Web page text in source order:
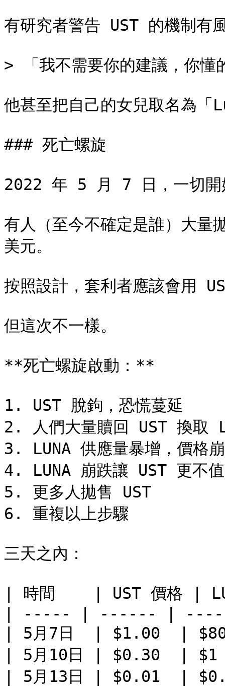
有研究者警告 UST 的機制有
> 「我不需要你的建議，你懂
他甚至把自己的女兒取名為「
### 死亡螺旋
2022 年 5 月 7 日，一切開
有人（至今不確定是誰）大
美元。
按照設計，套利者應該會用
但這次不一樣。
**死亡螺旋啟動：**
1. UST 脫鉤，恐慌蔓延
2. 人們大量贖回 UST 換取
3. LUNA 供應量暴增，價格
4. LUNA 崩跌讓 UST 更不
5. 更多人拋售 UST
6. 重複以上步驟
三天之內：
| 時間    | UST 價格 |
| ----- | ------ |
| 5月7日  | $1.00  |
| 5月10日 | $0.30  |
| 5月13日 | $0.01  |